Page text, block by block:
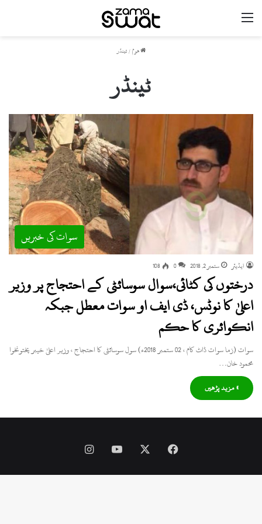
ھوم / ٹینڈر
ٹینڈر
سوات کی خبریں
ایڈیٹر ستمبر 2, 2018 0
108
درختوں کی کٹائی،سوال سوسائٹی کے احتجاج پر وزیر
اعلیٰ کا نوٹس، ڈی ایف او سوات معطل جبکہ
انکوائری کا حکم
سوات (زما سوات ڈاٹ کام ، 02 ستمبر 2018ء) سول سوسائٹی کا احتجاج ، وزیر اعلیٰ خیبر پختونخوا
محمود خان…
» مزید پڑھیں
Facebook
YouTube